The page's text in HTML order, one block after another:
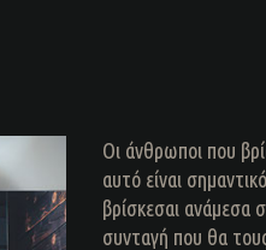
Οι άνθρωποι που
αυτό είναι
βρίσκεσαι ανάμεσα
συνταγή που θα